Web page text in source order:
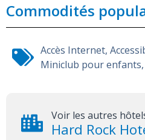
Commodités
Accès Internet,
Miniclub pour enfants,
Voir les autres
Hard Rock